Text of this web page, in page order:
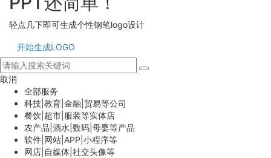
轻点几下即可生成个性钢笔logo设计
开始生成LOGO
取消
全部服务
科技|教育|金融|贸易等公司
餐饮|超市|服装等实体店
农产品|酒水|数码|母婴等产品
软件|网站|APP|小程序等
网店|自媒体|社交头像等